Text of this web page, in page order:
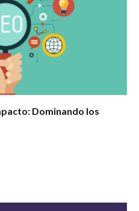
Dominando los